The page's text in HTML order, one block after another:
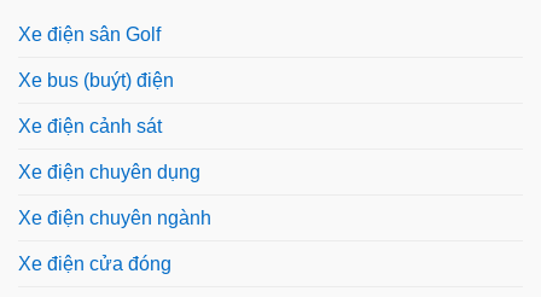
Xe điện sân Golf
Xe bus (buýt) điện
Xe điện cảnh sát
Xe điện chuyên dụng
Xe điện chuyên ngành
Xe điện cửa đóng